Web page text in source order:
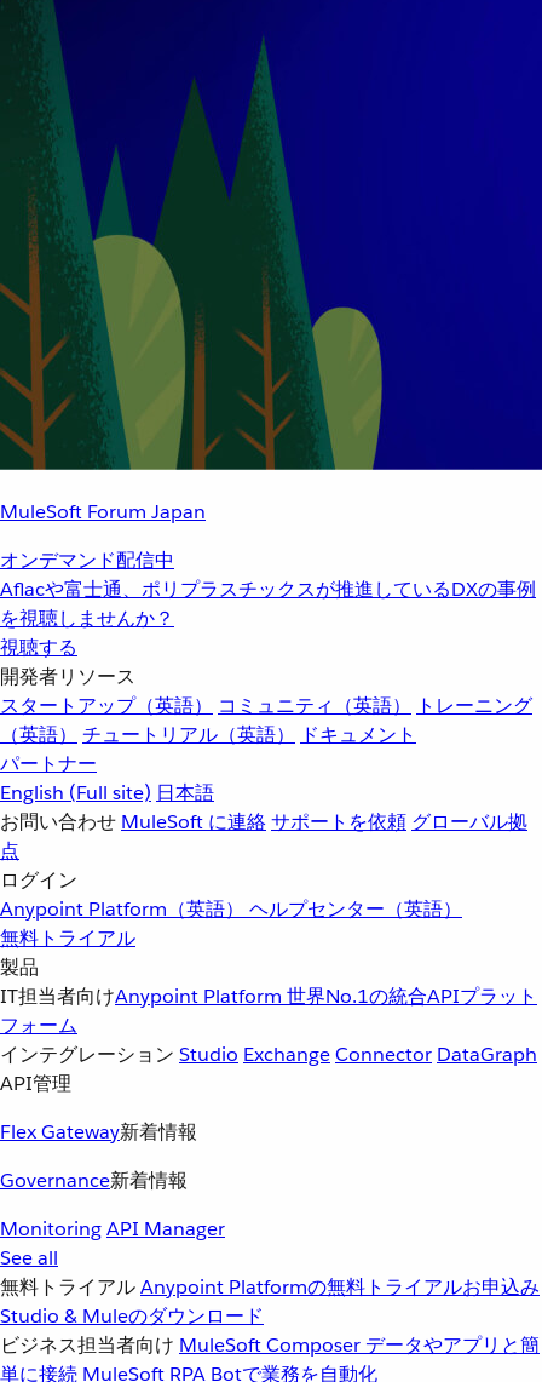
MuleSoft Forum Japan
オンデマンド配信中
Aflacや富士通、ポリプラスチックスが推進しているDXの事例
を視聴しませんか？
視聴する
開発者リソース
スタートアップ（英語）
コミュニティ（英語）
トレーニング
（英語）
チュートリアル（英語）
ドキュメント
パートナー
English (Full site) 日本語
お問い合わせ MuleSoft に連絡サポートを依頼 グローバル拠
点
ログイン
Anypoint Platform（英語） ヘルプセンター（英語）
無料トライアル
製品
IT担当者向けAnypoint Platform 世界No.1の統合APIプラット
フォーム
インテグレーション Studio ExchangeConnector DataGraph
API管理
Flex Gateway新着情報
Governance新着情報
MonitoringAPI Manager
See all
無料トライアルAnypoint Platformの無料トライアルお申込み
Studio & Muleのダウンロード
ビジネス担当者向け MuleSoft Composer データやアプリと簡
単に接続 MuleSoft RPA Botで業務を自動化